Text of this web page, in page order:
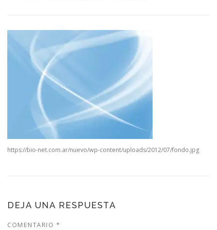
https://bio-net.com.ar/nuevo/wp-content/uploads/2012/07/fondo.jpg
DEJA UNA RESPUESTA
COMENTARIO *